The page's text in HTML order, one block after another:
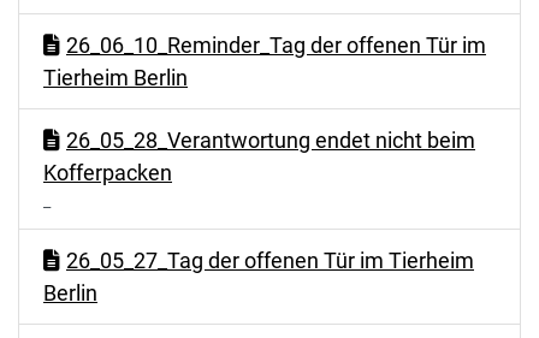
26_06_10_Reminder_Tag der offenen Tür im
Tierheim Berlin
26_05_28_Verantwortung endet nicht beim
Kofferpacken
26_05_27_Tag der offenen Tür im Tierheim
Berlin